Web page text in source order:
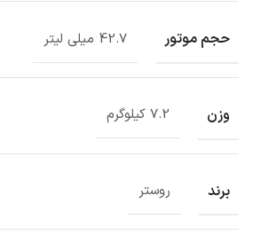
حجم موتور 42.7 میلی لیتر
وزن 7.2 کیلوگرم
برند روستر